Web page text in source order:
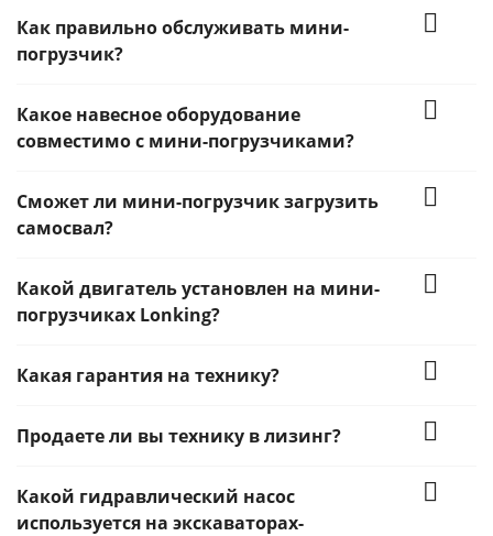
Как правильно обслуживать мини-
погрузчик?
Какое навесное оборудование
совместимо с мини-погрузчиками?
Сможет ли мини-погрузчик загрузить
самосвал?
Какой двигатель установлен на мини-
погрузчиках Lonking?
Какая гарантия на технику?
Продаете ли вы технику в лизинг?
Какой гидравлический насос
используется на экскаваторах-